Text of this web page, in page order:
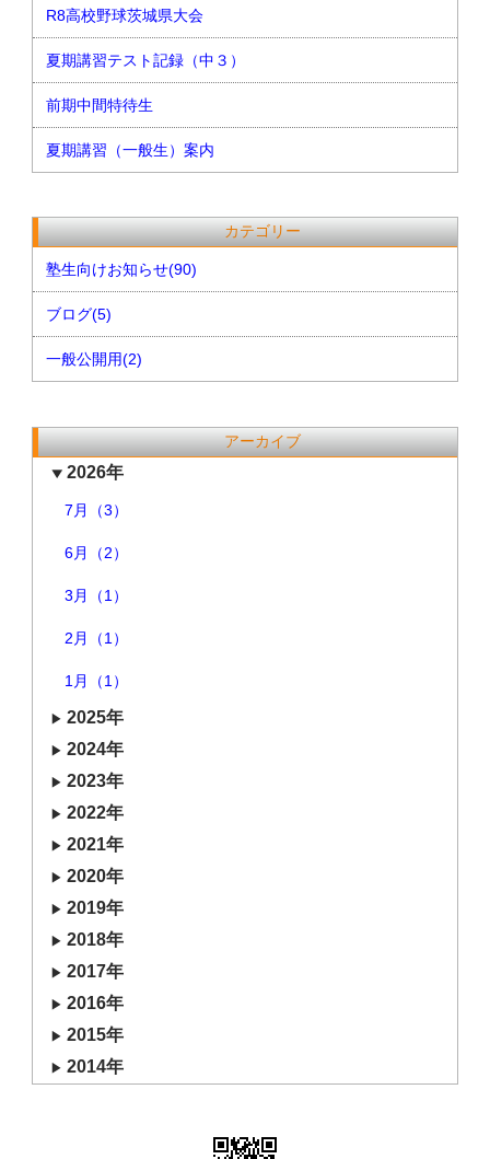
R8高校野球茨城県大会
夏期講習テスト記録（中３）
前期中間特待生
夏期講習（一般生）案内
カテゴリー
塾生向けお知らせ(90)
ブログ(5)
一般公開用(2)
アーカイブ
2026年
7月（3）
6月（2）
3月（1）
2月（1）
1月（1）
2025年
2024年
2023年
2022年
2021年
2020年
2019年
2018年
2017年
2016年
2015年
2014年